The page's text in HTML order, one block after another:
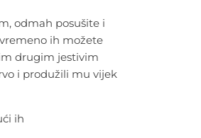
odmah posušite i
ih možete
drugim jestivim
i produžili mu vijek
ih